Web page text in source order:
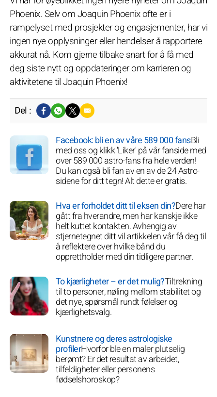
Phoenix. Selv om Joaquin Phoenix ofte er i
rampelyset med prosjekter og engasjementer, har vi
ingen nye opplysninger eller hendelser å rapportere
akkurat nå. Kom gjerne tilbake snart for å få med
deg siste nytt og oppdateringer om karrieren og
aktivitetene til Joaquin Phoenix!
Del :
Facebook: bli en av våre 589 000 fansBli
med oss og klikk 'Liker' på vår fanside med
over 589 000 astro-fans fra hele verden!
Du kan også bli fan av en av de 24 Astro-
sidene for ditt tegn! Alt dette er gratis.
Hva er forholdet ditt til eksen din?Dere har
gått fra hverandre, men har kanskje ikke
helt kuttet kontakten. Avhengig av
stjernetegnet ditt vil artikkelen vår få deg til
å reflektere over hvilke bånd du
opprettholder med din tidligere partner.
To kjærligheter – er det mulig?Tiltrekning
til to personer, nøling mellom stabilitet og
det nye, spørsmål rundt følelser og
kjærlighetsvalg.
Kunstnere og deres astrologiske
profilerHvorfor ble en maler plutselig
berømt? Er det resultat av arbeidet,
tilfeldigheter eller personens
fødselshoroskop?